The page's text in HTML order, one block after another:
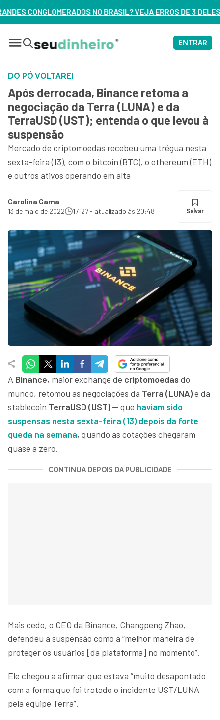
BRASIL? VEJA ERROS DE 3 DELES – ASSISTA AGORA
ENTRAR
DO PÓ VOLTAREI
Após derrocada, Binance retoma a
negociação da Terra (LUNA) e da
TerraUSD (UST); entenda o que levou à
suspensão
Mercado de criptomoedas recebeu uma trégua nesta
sexta-feira (13), com o bitcoin (BTC), o ethereum (ETH)
e outros ativos operando em alta
Carolina Gama
13 de maio de 2022 17:27 - atualizado às 20:48 Salvar
A Binance, maior exchange de criptomoedas do
mundo, retomou as negociações da Terra (LUNA)e da
stablecoin TerraUSD (UST) — que haviam sido
suspensas nesta sexta-feira (13) depois da forte
queda na semana, quando as cotações chegaram
quase a zero.
CONTINUA DEPOIS DA PUBLICIDADE
Mais cedo, o CEO da Binance, Changpeng Zhao,
defendeu a suspensão como a “melhor maneira de
proteger os usuários [da plataforma] no momento”.
Ele chegou a afirmar que estava “muito desapontado
com a forma que foi tratado o incidente UST/LUNA
pela equipe Terra”.